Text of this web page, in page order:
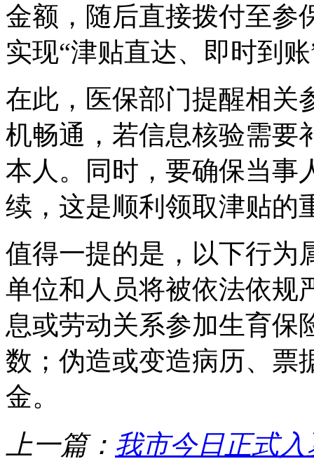
金额，随后直接拨付至参
实现“津贴直达、即时到
在此，医保部门提醒相关
机畅通，若信息核验需要
本人。同时，要确保当事
续，这是顺利领取津贴的
值得一提的是，以下行为
单位和人员将被依法依规
息或劳动关系参加生育保
数；伪造或变造病历、票
金。
上一篇： 我市今日正式